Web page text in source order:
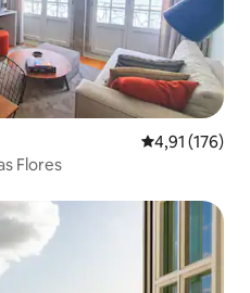
Prosječna
4,91 (176)
Flores
„Odabrali gosti”